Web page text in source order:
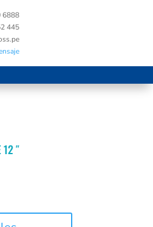
6888
445
12 ″